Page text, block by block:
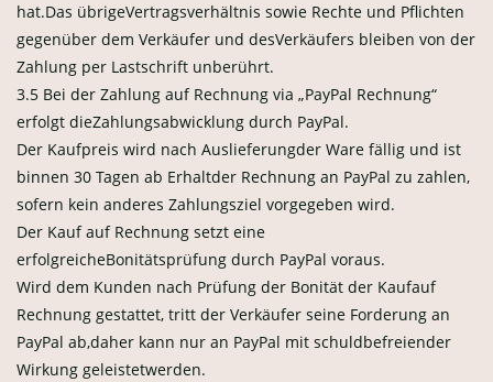
hat.Das übrigeVertragsverhältnis sowie Rechte und Pflichten
gegenüber dem Verkäufer und desVerkäufers bleiben von der
Zahlung per Lastschrift unberührt.
3.5 Bei der Zahlung auf Rechnung via „PayPal Rechnung“
erfolgt dieZahlungsabwicklung durch PayPal.
Der Kaufpreis wird nach Auslieferungder Ware fällig und ist
binnen 30 Tagen ab Erhaltder Rechnung an PayPal zu zahlen,
sofern kein anderes Zahlungsziel vorgegeben wird.
Der Kauf auf Rechnung setzt eine
erfolgreicheBonitätsprüfung durch PayPal voraus.
Wird dem Kunden nach Prüfung der Bonität der Kaufauf
Rechnung gestattet, tritt der Verkäufer seine Forderung an
PayPal ab,daher kann nur an PayPal mit schuldbefreiender
Wirkung geleistetwerden.